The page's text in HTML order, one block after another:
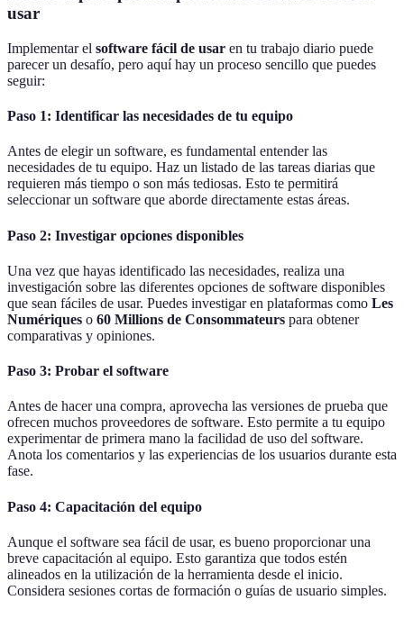
usar
Implementar el software fácil de usar en tu trabajo diario puede
parecer un desafío, pero aquí hay un proceso sencillo que puedes
seguir:
Paso 1: Identificar las necesidades de tu equipo
Antes de elegir un software, es fundamental entender las
necesidades de tu equipo. Haz un listado de las tareas diarias que
requieren más tiempo o son más tediosas. Esto te permitirá
seleccionar un software que aborde directamente estas áreas.
Paso 2: Investigar opciones disponibles
Una vez que hayas identificado las necesidades, realiza una
investigación sobre las diferentes opciones de software disponibles
que sean fáciles de usar. Puedes investigar en plataformas como Les
Numériques o 60 Millions de Consommateurs para obtener
comparativas y opiniones.
Paso 3: Probar el software
Antes de hacer una compra, aprovecha las versiones de prueba que
ofrecen muchos proveedores de software. Esto permite a tu equipo
experimentar de primera mano la facilidad de uso del software.
Anota los comentarios y las experiencias de los usuarios durante esta
fase.
Paso 4: Capacitación del equipo
Aunque el software sea fácil de usar, es bueno proporcionar una
breve capacitación al equipo. Esto garantiza que todos estén
alineados en la utilización de la herramienta desde el inicio.
Considera sesiones cortas de formación o guías de usuario simples.